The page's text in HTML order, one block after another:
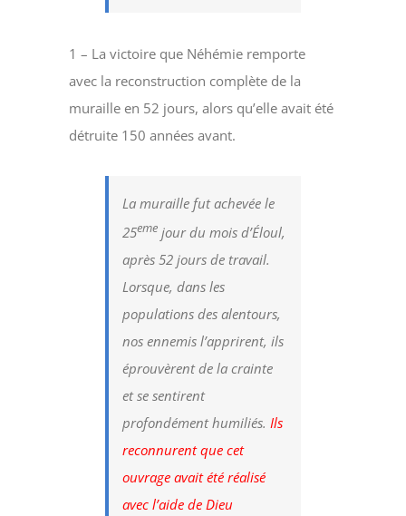
1 – La victoire que Néhémie remporte
avec la reconstruction complète de la
muraille en 52 jours, alors qu’elle avait été
détruite 150 années avant.
La muraille fut achevée le
25eme jour du mois d’Éloul,
après 52 jours de travail.
Lorsque, dans les
populations des alentours,
nos ennemis l’apprirent, ils
éprouvèrent de la crainte
et se sentirent
profondément humiliés.Ils
reconnurent que cet
ouvrage avait été réalisé
avec l’aide de Dieu